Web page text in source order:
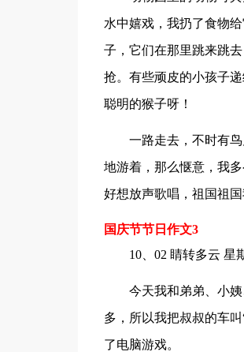
水中嬉戏，我扔了食物
子，它们在那里跳来跳
抢。有些顽皮的小孩子
聪明的猴子呀！
一路走去，不时有
地游着，那么惬意，我
好想放声歌唱，祖国祖国
国庆节节日作文3
10、02 睛转多云 星
今天我和弟弟、小
多，所以我把叔叔的车
了电脑游戏。